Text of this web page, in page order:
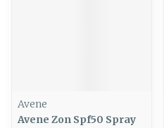
Avene
Avene Zon Spf50 Spray